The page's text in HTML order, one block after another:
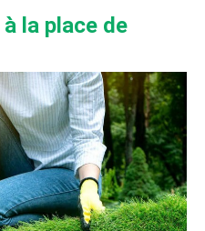
la place de